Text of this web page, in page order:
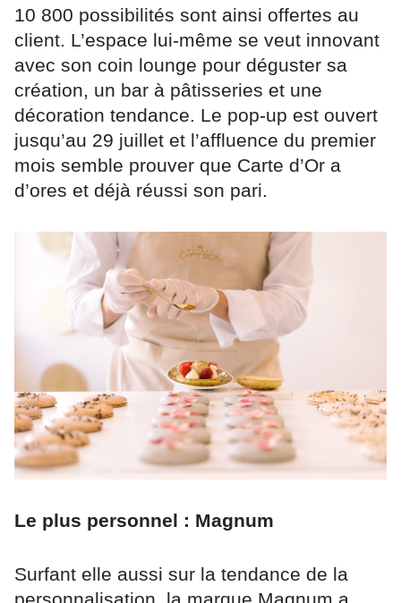
10 800 possibilités sont ainsi offertes au
client. L’espace lui-même se veut innovant
avec son coin lounge pour déguster sa
création, un bar à pâtisseries et une
décoration tendance. Le pop-up est ouvert
jusqu’au 29 juillet et l’affluence du premier
mois semble prouver que Carte d’Or a
d’ores et déjà réussi son pari.
Le plus personnel : Magnum
Surfant elle aussi sur la tendance de la